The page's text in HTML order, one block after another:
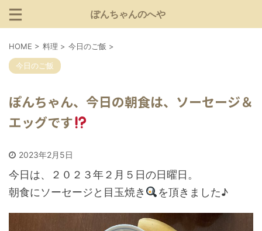
ぽんちゃんのへや
HOME > 料理 > 今日のご飯 >
今日のご飯
ぽんちゃん、今日の朝食は、ソーセージ＆
エッグです
2023年2月5日
今日は、２０２３年２月５日の日曜日。
朝食にソーセージと目玉焼き
を頂きました♪